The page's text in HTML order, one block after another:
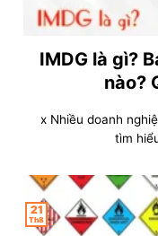
IMDG là gì?
nào?
x Nhiều doanh
tìm
21
Th8